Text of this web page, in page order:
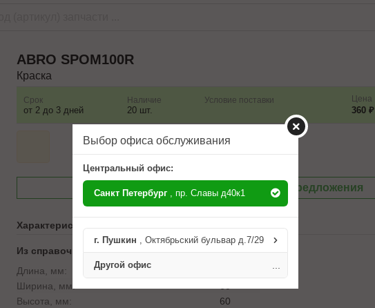
ABRO SPOM100R
Краска
Срок
от 2 до 3 дней
Наличие
20 шт.
Условие поставки Цена
360 ₽
Посмотреть другие предложения
Характеристики
Из справочника ABCP
Длина, мм:
Ширина, мм:
Высота, мм:
60
Выбор офиса обслуживания
Центральный офис:
Санкт Петербург , пр. Славы д40к1
г. Пушкин , Октябрьский бульвар д.7/29
Другой офис